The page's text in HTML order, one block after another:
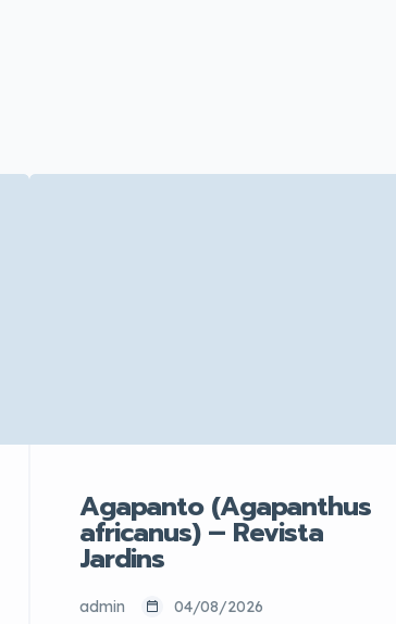
Agapanto (Agapanthus
africanus) – Revista
Jardins
admin 04/08/2026